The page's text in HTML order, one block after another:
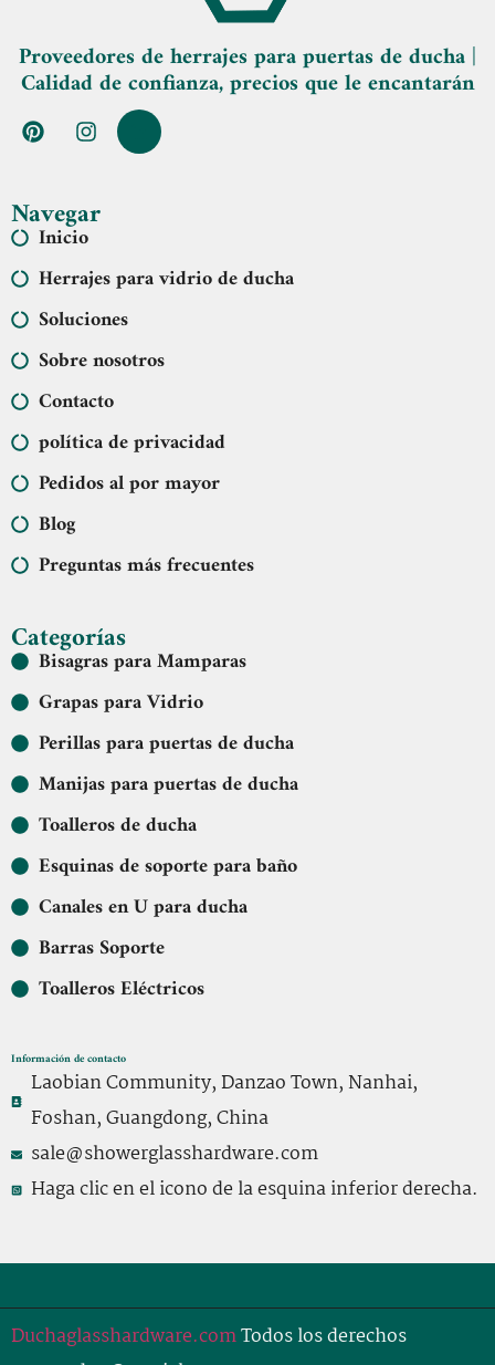
Proveedores de herrajes para puertas de ducha |
Calidad de confianza, precios que le encantarán
Navegar
Inicio
Herrajes para vidrio de ducha
Soluciones
Sobre nosotros
Contacto
política de privacidad
Pedidos al por mayor
Blog
Preguntas más frecuentes
Categorías
Bisagras para Mamparas
Grapas para Vidrio
Perillas para puertas de ducha
Manijas para puertas de ducha
Toalleros de ducha
Esquinas de soporte para baño
Canales en U para ducha
Barras Soporte
Toalleros Eléctricos
Información de contacto
Laobian Community, Danzao Town, Nanhai,
Foshan, Guangdong, China
sale@showerglasshardware.com
Haga clic en el icono de la esquina inferior derecha.
Duchaglasshardware.comTodos los derechos